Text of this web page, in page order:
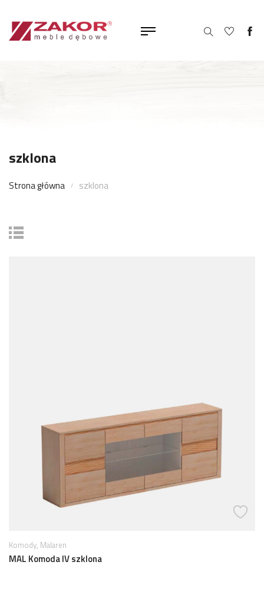
szklona
Strona główna szklona
Komody, Malaren
MAL Komoda IV szklona